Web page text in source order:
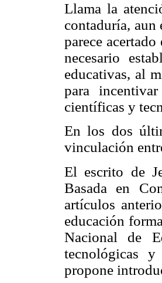
Llama la
contaduría,
parece
necesario
educativas, al
para
científicas y
En los dos
vinculación
El escrito de
Basada en
artículos
educación
Nacional de
tecnológicas
propone